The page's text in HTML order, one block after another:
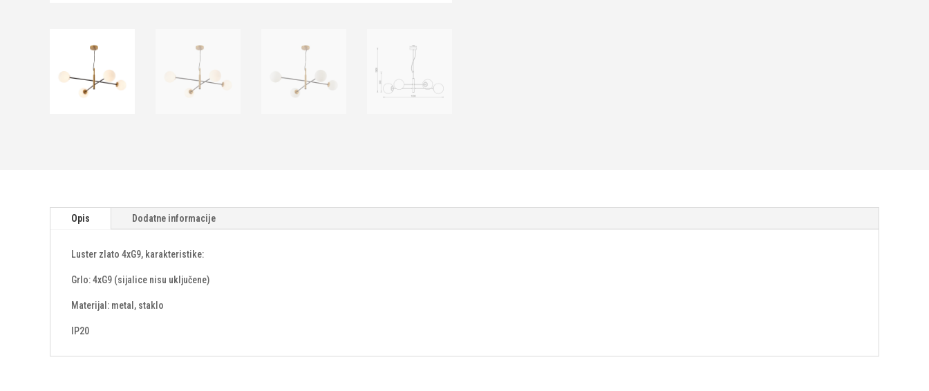
Opis Dodatne informacije
Luster zlato 4xG9, karakteristike:
Grlo: 4xG9 (sijalice nisu uključene)
Materijal: metal, staklo
IP20